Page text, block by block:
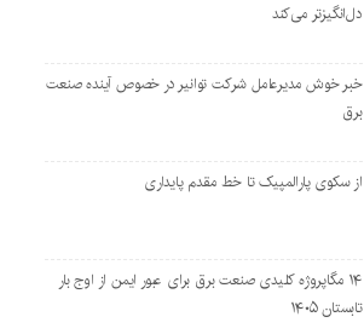
دل‌انگیزتر می‌کند
خبر خوش مدیرعامل شرکت توانیر در خصوص آینده صنعت
برق
از سکوی پارالمپیک تا خط مقدم پایداری
۱۴ مگاپروژه‌ کلیدی صنعت برق برای عبور ایمن از اوج بار
تابستان ۱۴۰۵